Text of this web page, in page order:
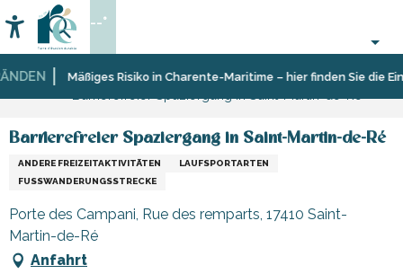
au
contenu
principal
Mäßiges Risiko in Charente-Maritime – hier finden Sie die
Accessibilité
Suche
--°
Startseite
Organisieren
und
Freizeit
Reiserouten,
Wanderungen
Barrierefreier Spaziergang in Saint-Martin-de-Ré
ANDERE FREIZEITAKTIVITÄTEN
LAUFSPORTARTEN
FUSSWANDERUNGSSTRECKE
Porte des Campani, Rue des remparts, 17410 Saint-
Martin-de-Ré
Anfahrt